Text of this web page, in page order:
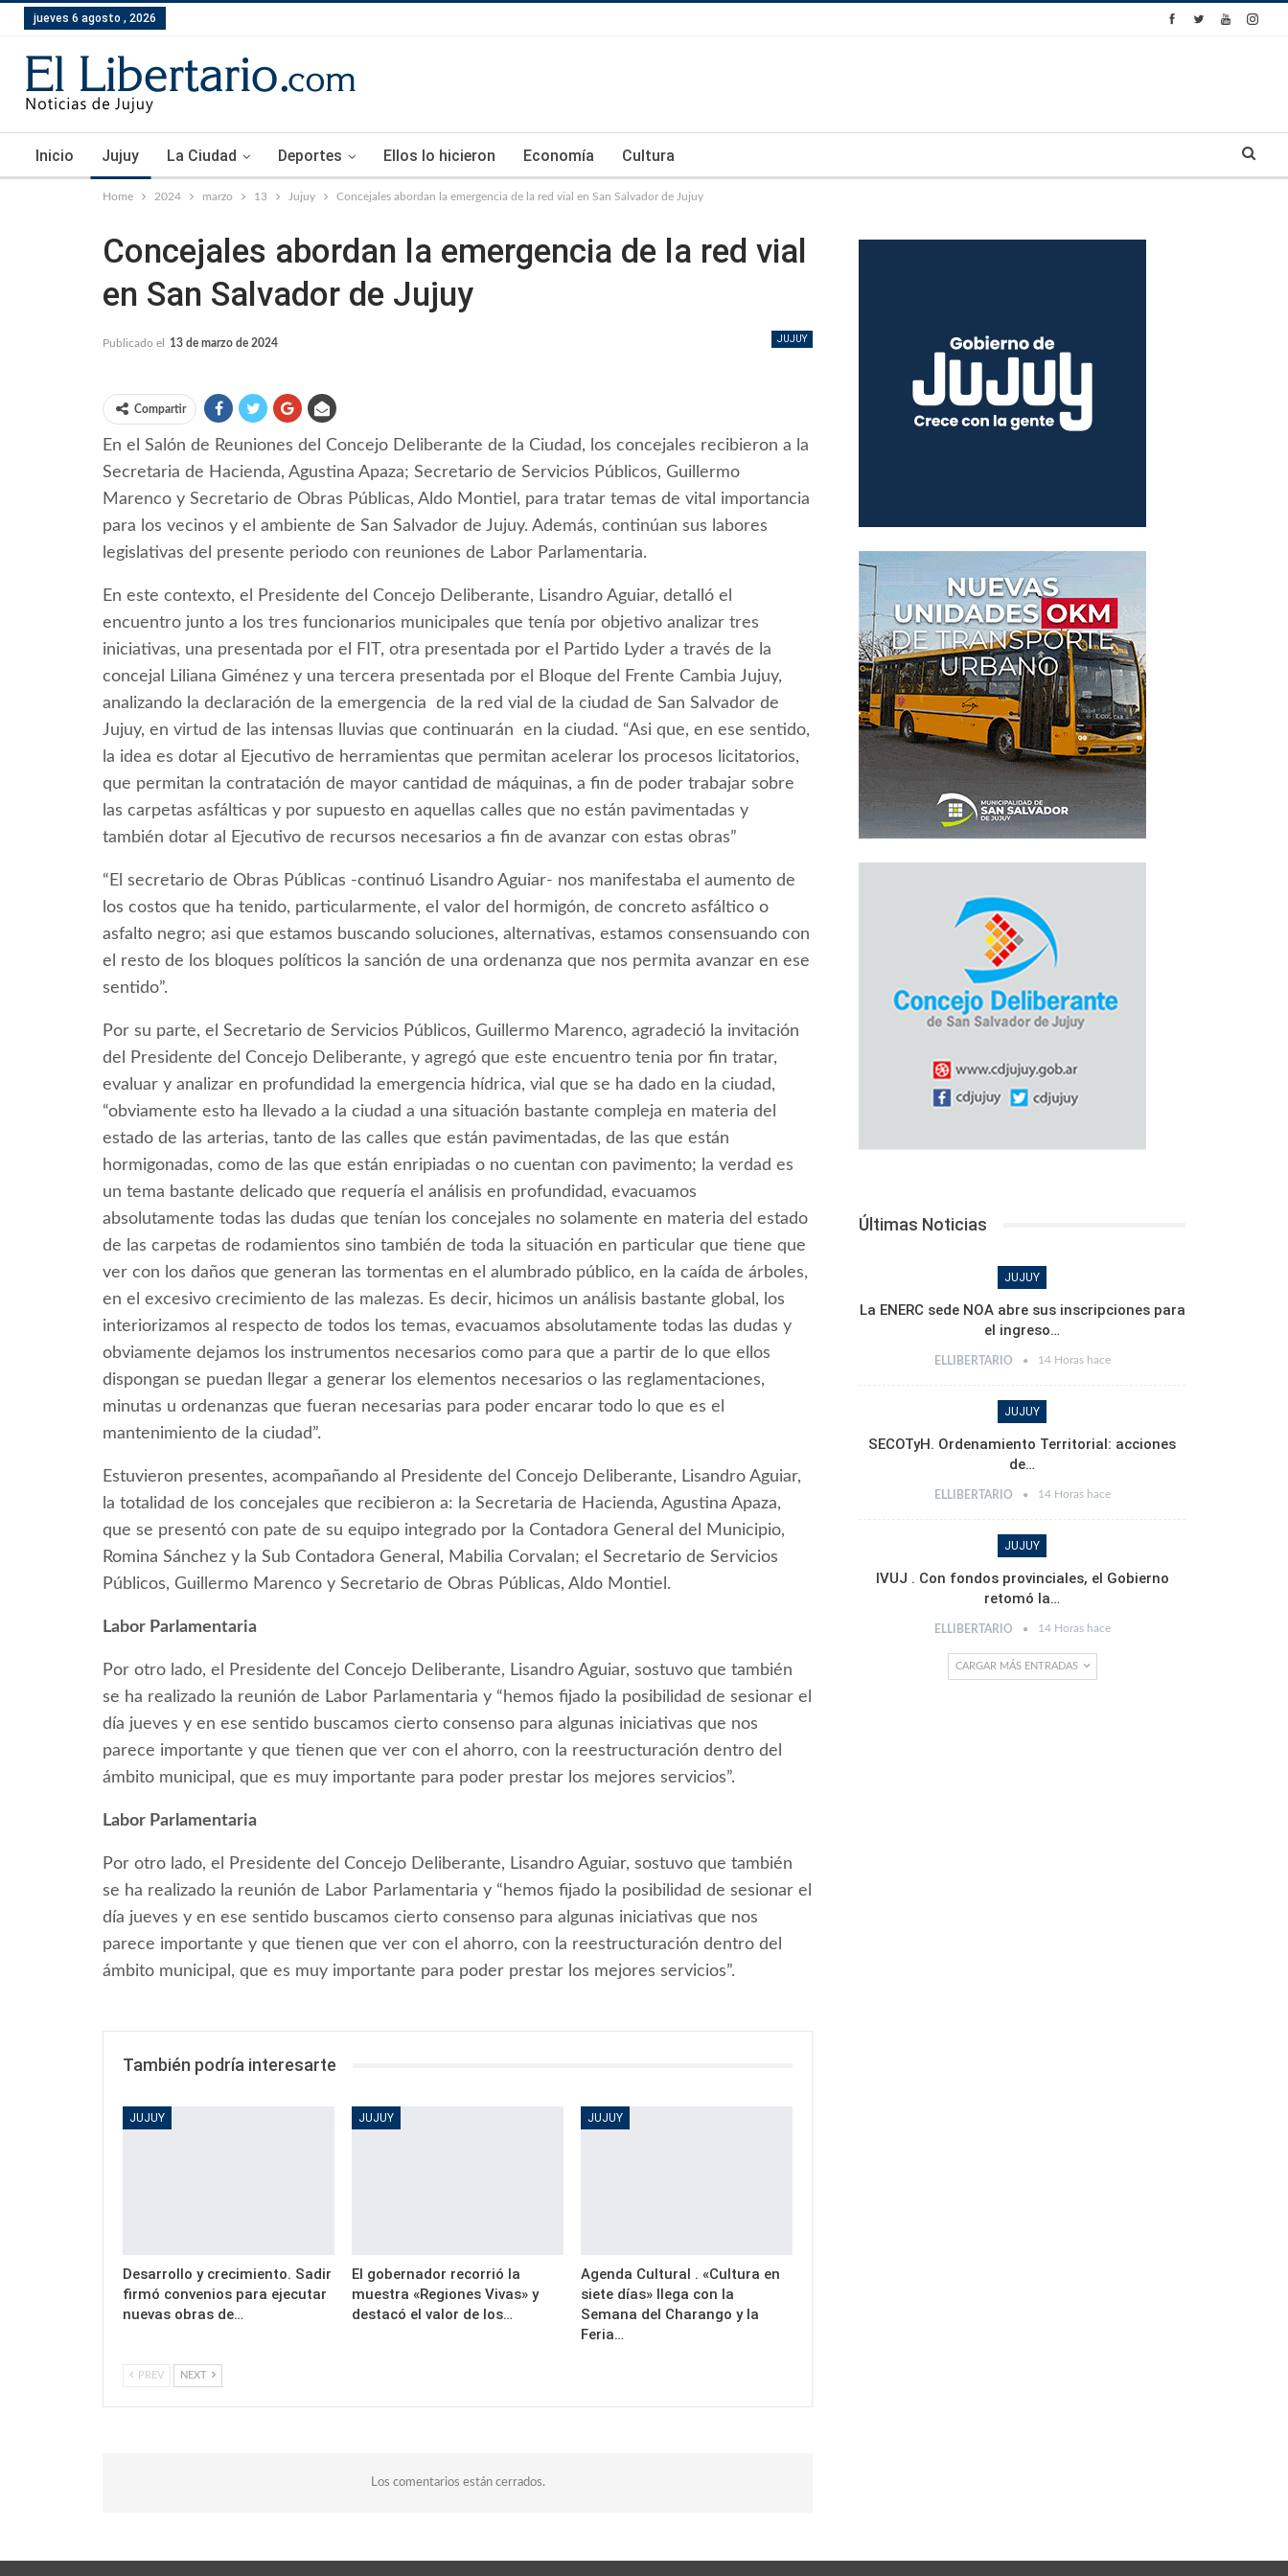
jueves 6 agosto , 2026
Inicio Jujuy La Ciudad Deportes Ellos lo hicieron Economía Cultura
Home 2024 marzo 13 Jujuy Concejales abordan la emergencia de la red vial en San Salvador de Jujuy
Concejales abordan la emergencia de la red vial
en San Salvador de Jujuy
JUJUY
Publicado el 13 de marzo de 2024
Compartir
En el Salón de Reuniones del Concejo Deliberante de la Ciudad, los concejales recibieron a la
Secretaria de Hacienda, Agustina Apaza; Secretario de Servicios Públicos, Guillermo
Marenco y Secretario de Obras Públicas, Aldo Montiel, para tratar temas de vital importancia
para los vecinos y el ambiente de San Salvador de Jujuy. Además, continúan sus labores
legislativas del presente periodo con reuniones de Labor Parlamentaria.
En este contexto, el Presidente del Concejo Deliberante, Lisandro Aguiar, detalló el
encuentro junto a los tres funcionarios municipales que tenía por objetivo analizar tres
iniciativas, una presentada por el FIT, otra presentada por el Partido Lyder a través de la
concejal Liliana Giménez y una tercera presentada por el Bloque del Frente Cambia Jujuy,
analizando la declaración de la emergencia de la red vial de la ciudad de San Salvador de
Jujuy, en virtud de las intensas lluvias que continuarán en la ciudad. “Asi que, en ese sentido,
la idea es dotar al Ejecutivo de herramientas que permitan acelerar los procesos licitatorios,
que permitan la contratación de mayor cantidad de máquinas, a fin de poder trabajar sobre
las carpetas asfálticas y por supuesto en aquellas calles que no están pavimentadas y
también dotar al Ejecutivo de recursos necesarios a fin de avanzar con estas obras”
“El secretario de Obras Públicas -continuó Lisandro Aguiar- nos manifestaba el aumento de
los costos que ha tenido, particularmente, el valor del hormigón, de concreto asfáltico o
asfalto negro; asi que estamos buscando soluciones, alternativas, estamos consensuando con
el resto de los bloques políticos la sanción de una ordenanza que nos permita avanzar en ese
sentido”.
Por su parte, el Secretario de Servicios Públicos, Guillermo Marenco, agradeció la invitación
del Presidente del Concejo Deliberante, y agregó que este encuentro tenia por fin tratar,
evaluar y analizar en profundidad la emergencia hídrica, vial que se ha dado en la ciudad,
“obviamente esto ha llevado a la ciudad a una situación bastante compleja en materia del
estado de las arterias, tanto de las calles que están pavimentadas, de las que están
hormigonadas, como de las que están enripiadas o no cuentan con pavimento; la verdad es
un tema bastante delicado que requería el análisis en profundidad, evacuamos
absolutamente todas las dudas que tenían los concejales no solamente en materia del estado
de las carpetas de rodamientos sino también de toda la situación en particular que tiene que
ver con los daños que generan las tormentas en el alumbrado público, en la caída de árboles,
en el excesivo crecimiento de las malezas. Es decir, hicimos un análisis bastante global, los
interiorizamos al respecto de todos los temas, evacuamos absolutamente todas las dudas y
obviamente dejamos los instrumentos necesarios como para que a partir de lo que ellos
dispongan se puedan llegar a generar los elementos necesarios o las reglamentaciones,
minutas u ordenanzas que fueran necesarias para poder encarar todo lo que es el
mantenimiento de la ciudad”.
Estuvieron presentes, acompañando al Presidente del Concejo Deliberante, Lisandro Aguiar,
la totalidad de los concejales que recibieron a: la Secretaria de Hacienda, Agustina Apaza,
que se presentó con pate de su equipo integrado por la Contadora General del Municipio,
Romina Sánchez y la Sub Contadora General, Mabilia Corvalan; el Secretario de Servicios
Públicos, Guillermo Marenco y Secretario de Obras Públicas, Aldo Montiel.
Labor Parlamentaria
Por otro lado, el Presidente del Concejo Deliberante, Lisandro Aguiar, sostuvo que también
se ha realizado la reunión de Labor Parlamentaria y “hemos fijado la posibilidad de sesionar el
día jueves y en ese sentido buscamos cierto consenso para algunas iniciativas que nos
parece importante y que tienen que ver con el ahorro, con la reestructuración dentro del
ámbito municipal, que es muy importante para poder prestar los mejores servicios”.
Labor Parlamentaria
Por otro lado, el Presidente del Concejo Deliberante, Lisandro Aguiar, sostuvo que también
se ha realizado la reunión de Labor Parlamentaria y “hemos fijado la posibilidad de sesionar el
día jueves y en ese sentido buscamos cierto consenso para algunas iniciativas que nos
parece importante y que tienen que ver con el ahorro, con la reestructuración dentro del
ámbito municipal, que es muy importante para poder prestar los mejores servicios”.
También podría interesarte
JUJUY
Desarrollo y crecimiento. Sadir
firmó convenios para ejecutar
nuevas obras de…
JUJUY
El gobernador recorrió la
muestra «Regiones Vivas» y
destacó el valor de los…
JUJUY
Agenda Cultural . «Cultura en
siete días» llega con la
Semana del Charango y la
Feria…
PREV NEXT
Los comentarios están cerrados.
Últimas Noticias
JUJUY
La ENERC sede NOA abre sus inscripciones para
el ingreso…
ELLIBERTARIO 14 Horas hace
JUJUY
SECOTyH. Ordenamiento Territorial: acciones
de…
ELLIBERTARIO 14 Horas hace
JUJUY
IVUJ . Con fondos provinciales, el Gobierno
retomó la…
ELLIBERTARIO 14 Horas hace
CARGAR MÁS ENTRADAS